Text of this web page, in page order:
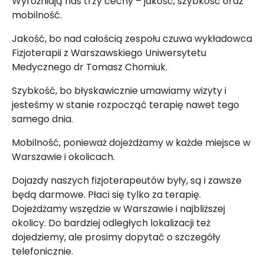
mobilność.
Jakość, bo nad całością zespołu czuwa wykładowca
Fizjoterapii z Warszawskiego Uniwersytetu
Medycznego dr Tomasz Chomiuk.
Szybkość, bo błyskawicznie umawiamy wizyty i
jesteśmy w stanie rozpocząć terapię nawet tego
samego dnia.
Mobilność, ponieważ dojeżdżamy w każde miejsce w
Warszawie i okolicach.
Dojazdy naszych fizjoterapeutów były, są i zawsze
będą darmowe. Płaci się tylko za terapię.
Dojeżdżamy wszędzie w Warszawie i najbliższej
okolicy. Do bardziej odległych lokalizacji też
dojedziemy, ale prosimy dopytać o szczegóły
telefonicznie.